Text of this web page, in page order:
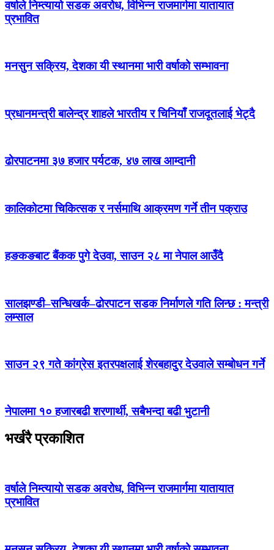
वर्षाले निम्त्यायो सडक अवरोध, विभिन्न राजमार्गमा यातायात
प्रभावित
मनसुन सक्रिय, देशका यी स्थानमा भारी वर्षाको सम्भावना
प्रधानमन्त्री बालेन्द्र शाहले भारतीय र चिनियाँ राजदूतलाई भेट्दै
ढोरपाटनमा ३७ हजार पर्यटक, ४७ लाख आम्दानी
कालिकोटमा चिकित्सक र नर्समाथि आक्रमण गर्ने तीन पक्राउ
हङकङबाट बैंकक पुगे देउवा, साउन २८ मा नेपाल आउँदै
सालझण्डी–सन्धिखर्क–ढोरपाटन सडक निर्माणले गति लिन्छ : मन्त्री
लम्साल
साउन २९ गते कांग्रेस इतरपक्षलाई शेरबहादुर देउवाले सम्बोधन गर्ने
नेपालमा १० हजारबढी शरणार्थी, सबैभन्दा बढी भुटानी
भर्खरै प्रकाशित
वर्षाले निम्त्यायो सडक अवरोध, विभिन्न राजमार्गमा यातायात
प्रभावित